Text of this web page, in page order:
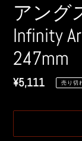
アング
Infinity
247mm
通
価
格
¥5,111 売り切